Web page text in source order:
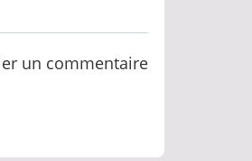
un commentaire